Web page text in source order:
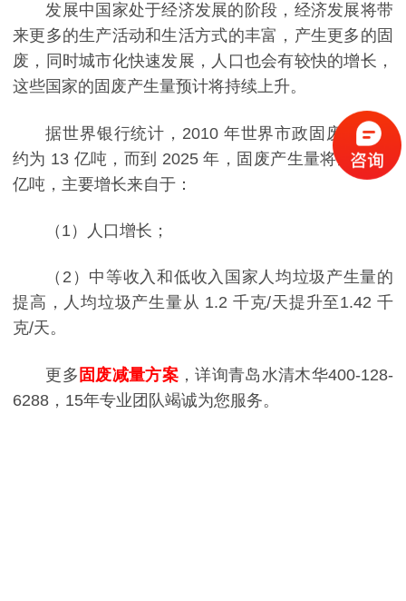
发展中国家处于经济发展的阶段，经济发展将带
来更多的生产活动和生活方式的丰富，产生更多的固
废，同时城市化快速发展，人口也会有较快的增长，
这些国家的固废产生量预计将持续上升。
据世界银行统计，2010 年世界市政固废产生量
约为 13 亿吨，而到 2025 年，固废产生量将达到 22
亿吨，主要增长来自于：
（1）人口增长；
（2）中等收入和低收入国家人均垃圾产生量的
提高，人均垃圾产生量从 1.2 千克/天提升至1.42 千
克/天。
更多 固废减量方案 ，详询青岛水清木华400-128-
6288，15年专业团队竭诚为您服务。